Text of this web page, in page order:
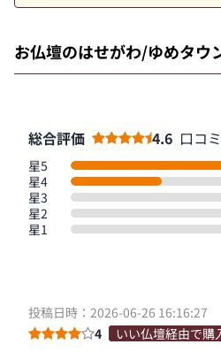
お仏壇のはせがわ/ゆめタウ
総合評価 4.6 口コ
星5
星4
星3
星2
星1
投稿日時：2026-06-26 16:16:27
4
いい仏壇経由で購